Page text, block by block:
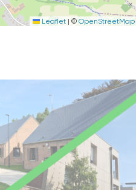
Leaflet | © OpenStreetMap